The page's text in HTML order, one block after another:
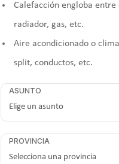
Calefacción engloba
radiador, gas, etc.
Aire acondicionado o
split, conductos, etc.
ASUNTO
PROVINCIA